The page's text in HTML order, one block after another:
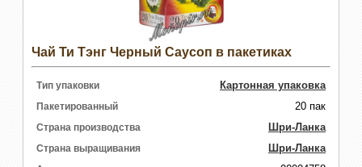
Чай Ти Тэнг Черный Саусоп в пакетиках
Тип упаковки Картонная упаковка
Пакетированный 20 пак
Страна производства Шри-Ланка
Страна выращивания Шри-Ланка